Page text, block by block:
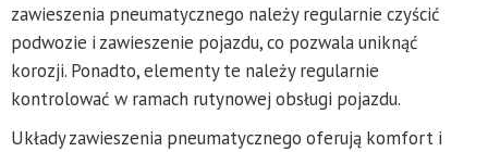
zawieszenia pneumatycznego należy regularnie czyścić
podwozie i zawieszenie pojazdu, co pozwala uniknąć
korozji. Ponadto, elementy te należy regularnie
kontrolować w ramach rutynowej obsługi pojazdu.
Układy zawieszenia pneumatycznego oferują komfort i